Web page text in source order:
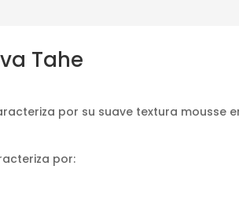
Tahe
por su suave textura mousse
por: